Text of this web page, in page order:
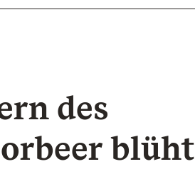
des
blüht